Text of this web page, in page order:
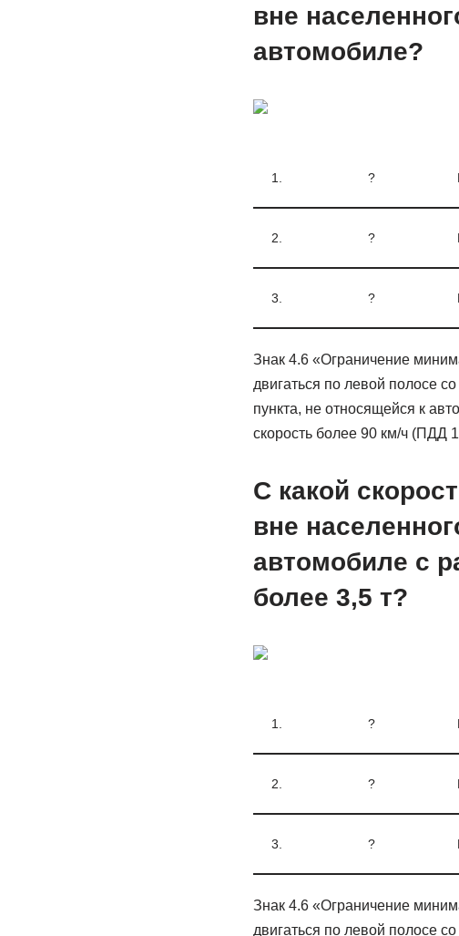
вне
автомобиле?
1. ?
2. ?
3. ?
Знак 4.6 «Ограничение
двигаться по левой полосе
пункта, не относящейся к
скорость более 90 км/ч (ПДД
С какой
вне
автомобиле с
более 3,5 т?
1. ?
2. ?
3. ?
Знак 4.6 «Ограничение
двигаться по левой полосе